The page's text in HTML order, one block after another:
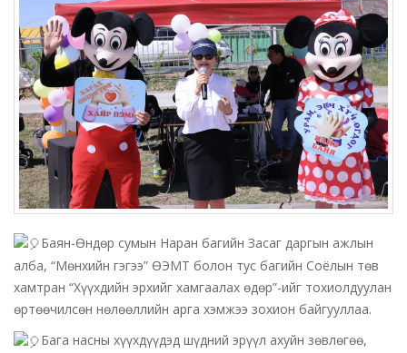
Баян-Өндөр сумын Наран багийн Засаг даргын ажлын
алба, “Мөнхийн гэгээ” ӨЭМТ болон тус багийн Соёлын төв
хамтран “Хүүхдийн эрхийг хамгаалах өдөр”-ийг тохиолдуулан
өртөөчилсөн нөлөөллийн арга хэмжээ зохион байгууллаа.
Бага насны хүүхдүүдэд шүдний эрүүл ахуйн зөвлөгөө,